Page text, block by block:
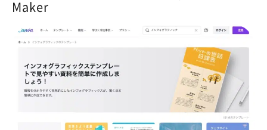
Maker